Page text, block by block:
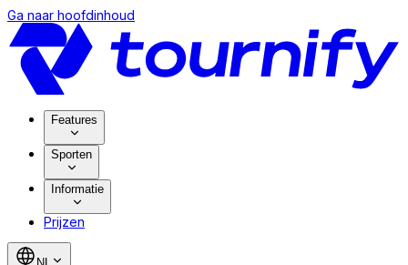
Ga naar hoofdinhoud
Features
Sporten
Informatie
Prijzen